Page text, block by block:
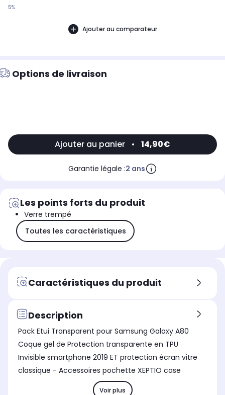
5%
Ajouter au comparateur
Options de livraison
Ajouter au panier • 14,90€
Garantie légale :2 ans
Les points forts du produit
Verre trempé
Toutes les caractéristiques
Caractéristiques du produit
Description
Pack Etui Transparent pour Samsung Galaxy A80
Coque gel de Protection transparente en TPU
Invisible smartphone 2019 ET protection écran vitre
classique - Accessoires pochette XEPTIO case
Voir plus